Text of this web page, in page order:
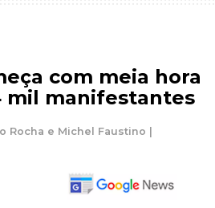
com meia hora
mil manifestantes
Rocha e Michel Faustino |